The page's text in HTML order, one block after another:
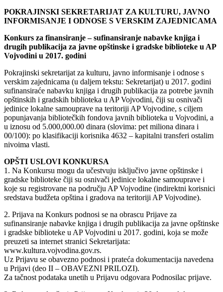
POKRAJINSKI SEKRETARIJAT ZA KULTURU, JAVNO
INFORMISANJE I ODNOSE S VERSKIM ZAJEDNICAMA
Konkurs za finansiranje ‒ sufinansiranje nabavke knjiga i
drugih publikacija za javne opštinske i gradske biblioteke u AP
Vojvodini u 2017. godini
Pokrajinski sekretarijat za kulturu, javno informisanje i odnose s
verskim zajednicama (u daljem tekstu: Sekretarijat) u 2017. godini
sufinansiraće nabavku knjiga i drugih publikacija za potrebe javnih
opštinskih i gradskih biblioteka u AP Vojvodini, čiji su osnivači
jedinice lokalne samouprave na teritoriji AP Vojvodine, s ciljem
popunjavanja bibliotečkih fondova javnih biblioteka u Vojvodini, a
u iznosu od 5.000,000.00 dinara (slovima: pet miliona dinara i
00/100): po klasifikaciji korisnika 4632 – kapitalni transferi ostalim
nivoima vlasti.
OPŠTI USLOVI KONKURSA
1. Na Konkursu mogu da učestvuju isključivo javne opštinske i
gradske biblioteke čiji su osnivači jedinice lokalne samouprave i
koje su registrovane na području AP Vojvodine (indirektni korisnici
sredstava budžeta opština i gradova na teritoriji AP Vojvodine).
2. Prijava na Konkurs podnosi se na obrascu Prijave za
sufinansiranje nabavke knjiga i drugih publikacija za javne opštinske
i gradske biblioteke u AP Vojvodini u 2017. godini, koja se može
preuzeti sa internet stranici Sekretarijata:
www.kultura.vojvodina.gov.rs.
Uz Prijavu se obavezno podnosi i prateća dokumentacija navedena
u Prijavi (deo II – OBAVEZNI PRILOZI).
Za tačnost podataka unetih u Prijavu odgovara Podnosilac prijave.